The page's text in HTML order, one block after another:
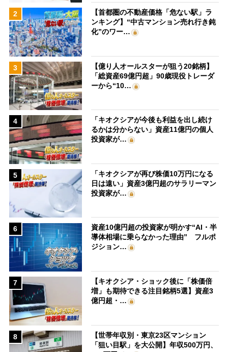
2
【首都圏の不動産価格「危ない駅」ラ
ンキング】“中古マンション売れ行き鈍
化”のワー…
3
【億り人オールスターが狙う20銘柄】
「総資産69億円超」90歳現役トレーダ
ーから“10…
4
「キオクシアが今後も利益を出し続け
るかは分からない」資産11億円の個人
投資家が…
5
「キオクシアが再び株価10万円になる
日は遠い」資産3億円超のサラリーマン
投資家が…
6
資産10億円超の投資家が明かす“AI・半
導体相場に乗らなかった理由” フルポ
ジション…
7
【キオクシア・ショック後に「株価倍
増」も期待できる注目銘柄5選】資産3
億円超・…
8
【世帯年収別・東京23区マンション
「狙い目駅」を大公開】年収500万円、